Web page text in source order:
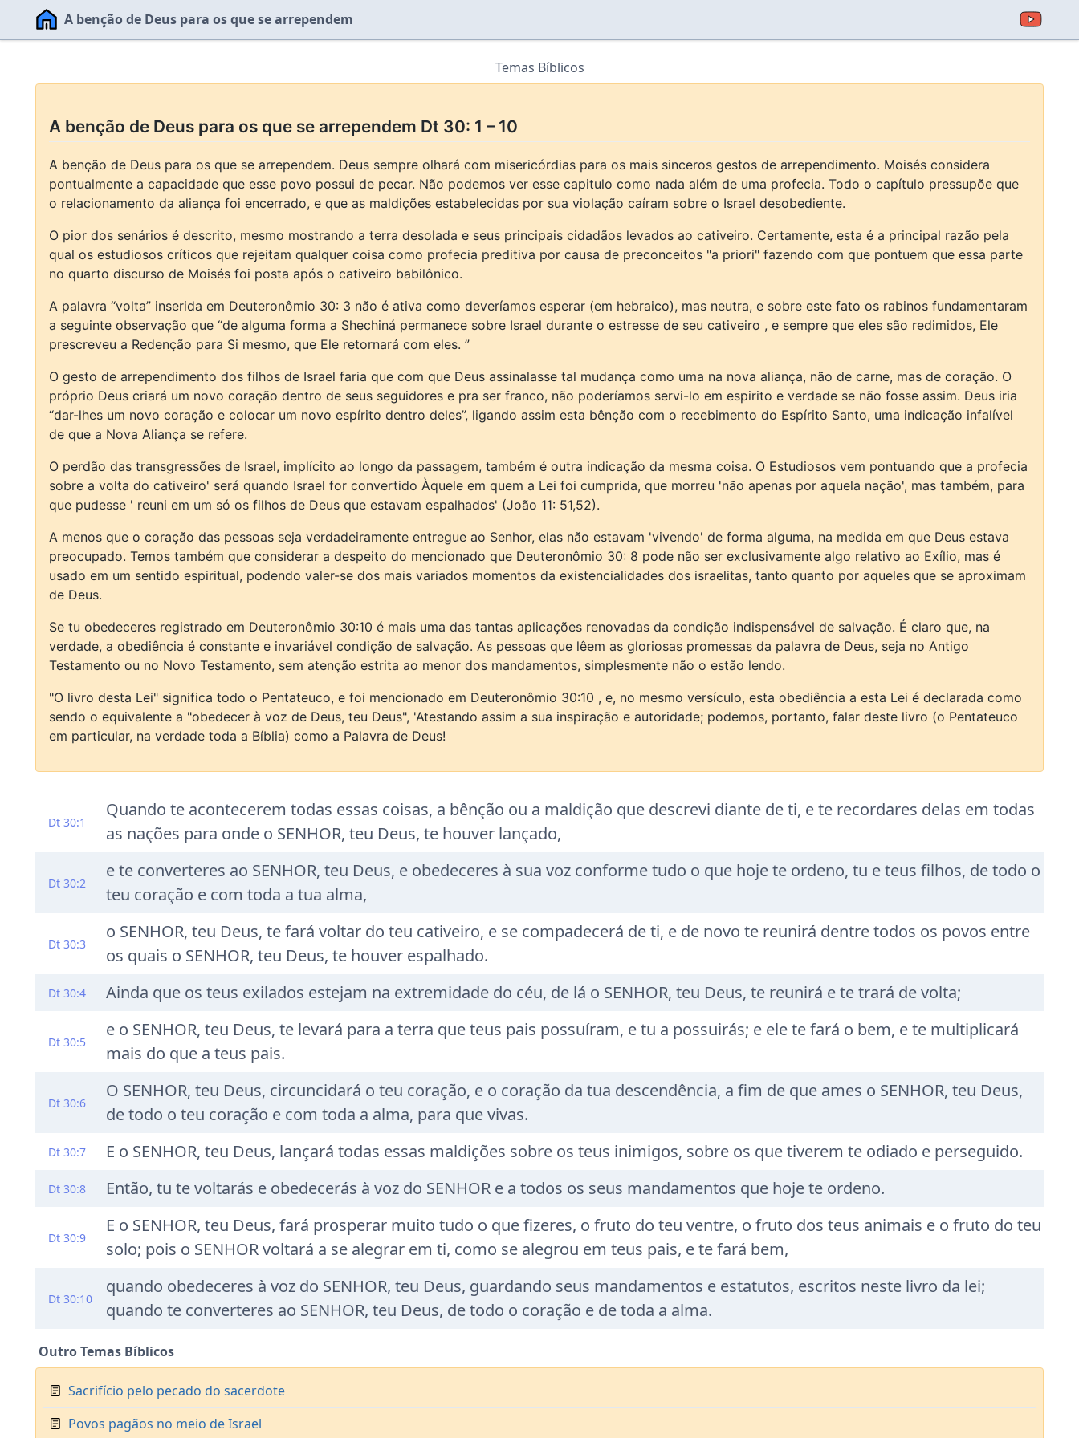
A benção de Deus para os que se arrependem
Temas Bíblicos
A benção de Deus para os que se arrependem Dt 30: 1 – 10
A benção de Deus para os que se arrependem. Deus sempre olhará com misericórdias para os mais sinceros gestos de arrependimento. Moisés considera
pontualmente a capacidade que esse povo possui de pecar. Não podemos ver esse capitulo como nada além de uma profecia. Todo o capítulo pressupõe que
o relacionamento da aliança foi encerrado, e que as maldições estabelecidas por sua violação caíram sobre o Israel desobediente.
O pior dos senários é descrito, mesmo mostrando a terra desolada e seus principais cidadãos levados ao cativeiro. Certamente, esta é a principal razão pela
qual os estudiosos críticos que rejeitam qualquer coisa como profecia preditiva por causa de preconceitos "a priori" fazendo com que pontuem que essa parte
no quarto discurso de Moisés foi posta após o cativeiro babilônico.
A palavra “volta” inserida em Deuteronômio 30: 3 não é ativa como deveríamos esperar (em hebraico), mas neutra, e sobre este fato os rabinos fundamentaram
a seguinte observação que “de alguma forma a Shechiná permanece sobre Israel durante o estresse de seu cativeiro , e sempre que eles são redimidos, Ele
prescreveu a Redenção para Si mesmo, que Ele retornará com eles. ”
O gesto de arrependimento dos filhos de Israel faria que com que Deus assinalasse tal mudança como uma na nova aliança, não de carne, mas de coração. O
próprio Deus criará um novo coração dentro de seus seguidores e pra ser franco, não poderíamos servi-lo em espirito e verdade se não fosse assim. Deus iria
“dar-lhes um novo coração e colocar um novo espírito dentro deles”, ligando assim esta bênção com o recebimento do Espírito Santo, uma indicação infalível
de que a Nova Aliança se refere.
O perdão das transgressões de Israel, implícito ao longo da passagem, também é outra indicação da mesma coisa. O Estudiosos vem pontuando que a profecia
sobre a volta do cativeiro' será quando Israel for convertido Àquele em quem a Lei foi cumprida, que morreu 'não apenas por aquela nação', mas também, para
que pudesse ' reuni em um só os filhos de Deus que estavam espalhados' (João 11: 51,52).
A menos que o coração das pessoas seja verdadeiramente entregue ao Senhor, elas não estavam 'vivendo' de forma alguma, na medida em que Deus estava
preocupado. Temos também que considerar a despeito do mencionado que Deuteronômio 30: 8 pode não ser exclusivamente algo relativo ao Exílio, mas é
usado em um sentido espiritual, podendo valer-se dos mais variados momentos da existencialidades dos israelitas, tanto quanto por aqueles que se aproximam
de Deus.
Se tu obedeceres registrado em Deuteronômio 30:10 é mais uma das tantas aplicações renovadas da condição indispensável de salvação. É claro que, na
verdade, a obediência é constante e invariável condição de salvação. As pessoas que lêem as gloriosas promessas da palavra de Deus, seja no Antigo
Testamento ou no Novo Testamento, sem atenção estrita ao menor dos mandamentos, simplesmente não o estão lendo.
"O livro desta Lei" significa todo o Pentateuco, e foi mencionado em Deuteronômio 30:10 , e, no mesmo versículo, esta obediência a esta Lei é declarada como
sendo o equivalente a "obedecer à voz de Deus, teu Deus", 'Atestando assim a sua inspiração e autoridade; podemos, portanto, falar deste livro (o Pentateuco
em particular, na verdade toda a Bíblia) como a Palavra de Deus!
Dt 30:1
Quando te acontecerem todas essas coisas, a bênção ou a maldição que descrevi diante de ti, e te recordares delas em todas
as nações para onde o SENHOR, teu Deus, te houver lançado,
Dt 30:2
e te converteres ao SENHOR, teu Deus, e obedeceres à sua voz conforme tudo o que hoje te ordeno, tu e teus filhos, de todo o
teu coração e com toda a tua alma,
Dt 30:3
o SENHOR, teu Deus, te fará voltar do teu cativeiro, e se compadecerá de ti, e de novo te reunirá dentre todos os povos entre
os quais o SENHOR, teu Deus, te houver espalhado.
Dt 30:4 Ainda que os teus exilados estejam na extremidade do céu, de lá o SENHOR, teu Deus, te reunirá e te trará de volta;
Dt 30:5
e o SENHOR, teu Deus, te levará para a terra que teus pais possuíram, e tu a possuirás; e ele te fará o bem, e te multiplicará
mais do que a teus pais.
Dt 30:6
O SENHOR, teu Deus, circuncidará o teu coração, e o coração da tua descendência, a fim de que ames o SENHOR, teu Deus,
de todo o teu coração e com toda a alma, para que vivas.
Dt 30:7 E o SENHOR, teu Deus, lançará todas essas maldições sobre os teus inimigos, sobre os que tiverem te odiado e perseguido.
Dt 30:8 Então, tu te voltarás e obedecerás à voz do SENHOR e a todos os seus mandamentos que hoje te ordeno.
Dt 30:9
E o SENHOR, teu Deus, fará prosperar muito tudo o que fizeres, o fruto do teu ventre, o fruto dos teus animais e o fruto do teu
solo; pois o SENHOR voltará a se alegrar em ti, como se alegrou em teus pais, e te fará bem,
Dt 30:10
quando obedeceres à voz do SENHOR, teu Deus, guardando seus mandamentos e estatutos, escritos neste livro da lei;
quando te converteres ao SENHOR, teu Deus, de todo o coração e de toda a alma.
Outro Temas Bíblicos
Sacrifício pelo pecado do sacerdote
Povos pagãos no meio de Israel